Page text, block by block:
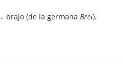
brajo (de la germana Brei).